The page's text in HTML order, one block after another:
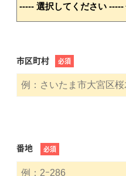
市区町村 必須
番地 必須